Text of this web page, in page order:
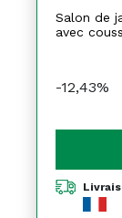
Salon de
avec
-12,43%